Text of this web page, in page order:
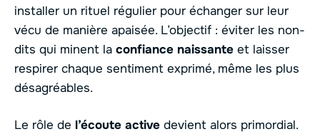
installer un rituel régulier pour échanger sur leur
vécu de manière apaisée. L’objectif : éviter les non-
dits qui minent la confiance naissante et laisser
respirer chaque sentiment exprimé, même les plus
désagréables.
Le rôle de l’écoute active devient alors primordial.